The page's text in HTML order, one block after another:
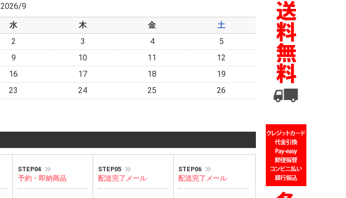
2026/9
水 木 金
土
2 3 4
5
9 10 11
12
16 17 18
19
23 24 25
26
STEP04
予約・即納商品
STEP05
配送完了メール
STEP06
配送完了メール